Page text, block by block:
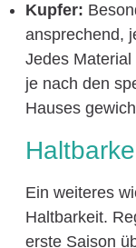
Kupfer:
ansprechend,
Jedes
je nach den
Hauses
Ein weiteres
Haltbarkeit.
erste Saison